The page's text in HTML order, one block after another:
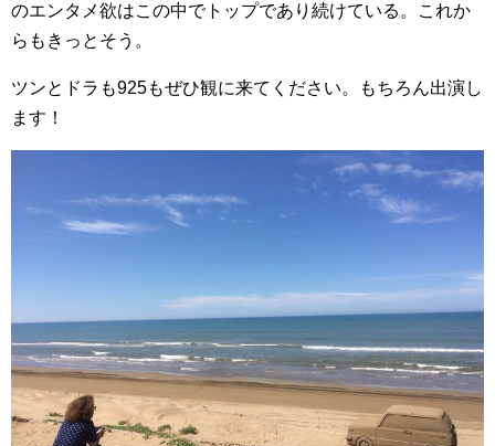
のエンタメ欲はこの中でトップであり続けている。これか
らもきっとそう。
ツンとドラも925もぜひ観に来てください。もちろん出演し
ます！